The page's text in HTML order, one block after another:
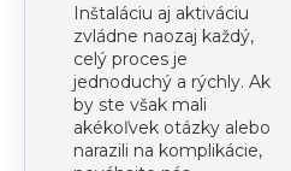
Inštaláciu aj aktiváciu
zvládne naozaj každý,
celý proces je
jednoduchý a rýchly. Ak
by ste však mali
akékoľvek otázky alebo
narazili na komplikácie,